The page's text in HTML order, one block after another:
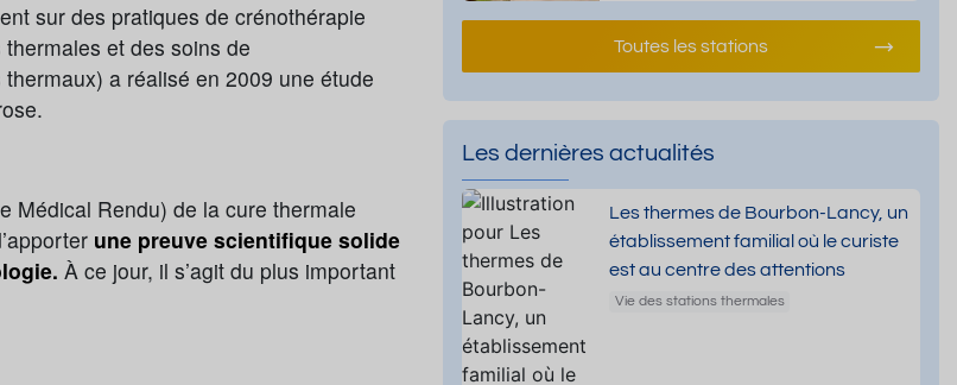
sur des pratiques de crénothérapie
et des soins de
a réalisé en 2009 une étude
Médical Rendu) de la cure thermale
une preuve scientifique solide
À ce jour, il s’agit du plus important
Toutes les stations
Les dernières actualités
Les thermes de Bourbon-Lancy, un
établissement familial où le curiste
est au centre des attentions
Vie des stations thermales